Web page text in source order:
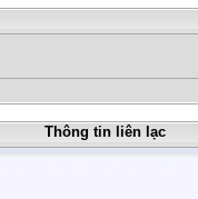
Thông tin liên lạc